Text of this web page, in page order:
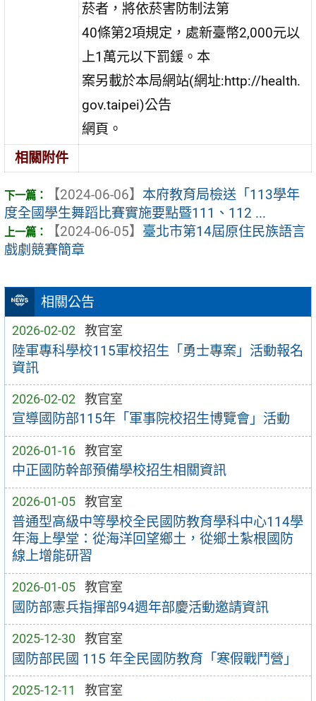
相關公告
2026-02-02 教官室
陸軍專科學校115軍校招生「勇士專案」活動報名
資訊
2026-02-02 教官室
宣導國防部115年「軍事院校招生博覽會」活動
2026-01-16 教官室
中正國防幹部預備學校招生相關資訊
2026-01-05 教官室
普通型高級中等學校全民國防教育學科中心114學
年海上學堂：從海洋回望鄉土，從鄉土紮根國防
線上增能研習
2026-01-05 教官室
國防部憲兵指揮部94週年部慶活動邀請資訊
2025-12-30 教官室
國防部民國 115 年全民國防教育「寒假戰鬥營」
2025-12-11 教官室
菸者，將依菸害防制法第
40條第2項規定，處新臺幣2,000元以
上1萬元以下罰鍰。本
案另載於本局網站(網址:http://health.
gov.taipei)公告
網頁。
相關附件
【2024-06-06】 本府教育局檢送「113學年
度全國學生舞蹈比賽實施要點暨111、112 ...
【2024-06-05】 臺北市第14屆原住民族語言
戲劇競賽簡章